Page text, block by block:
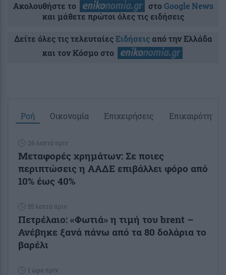
Ακολουθήστε το στοGoogle News
και μάθετε πρώτοι όλες τις ειδήσεις
Δείτε όλες τις τελευταίεςΕιδήσειςαπό την Ελλάδα
και τον Κόσμο στο
Ροή Οικονομία Επιχειρήσεις Επικαιρότητα
26 λεπτά πριν
Μεταφορές χρημάτων: Σε ποιες
περιπτώσεις η ΑΑΔΕ επιβάλλει φόρο από
10% έως 40%
55 λεπτά πριν
Πετρέλαιο: «Φωτιά» η τιμή του brent –
Ανέβηκε ξανά πάνω από τα 80 δολάρια το
βαρέλι
1 ώρα πριν